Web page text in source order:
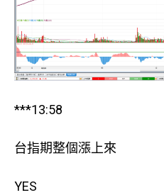
***13:58
台指期整個漲上來
YES